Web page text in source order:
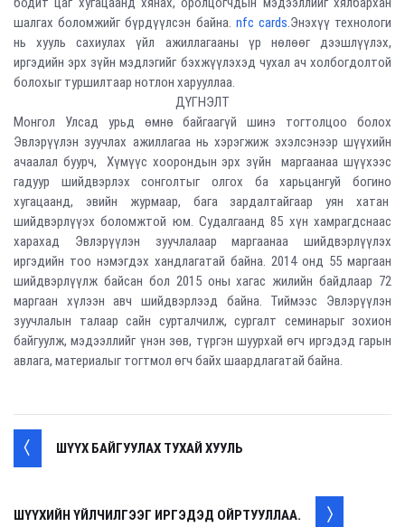
шалгах боломжийг бүрдүүлсэн байна. nfc cards.Энэхүү технологи
нь хууль сахиулах үйл ажиллагааны үр нөлөөг дээшлүүлэх,
иргэдийн эрх зүйн мэдлэгийг бэхжүүлэхэд чухал ач холбогдолтой
болохыг туршилтаар нотлон харууллаа.
ДҮГНЭЛТ
Монгол Улсад урьд өмнө байгаагүй шинэ тогтолцоо болох
Эвлэрүүлэн зуучлах ажиллагаа нь хэрэгжиж эхэлсэнээр шүүхийн
ачаалал буурч, Хүмүүс хоорондын эрх зүйн маргаанаа шүүхээс
гадуур шийдвэрлэх сонголтыг олгох ба харьцангуй богино
хугацаанд, эвийн журмаар, бага зардалтайгаар уян хатан
шийдвэрлүүэх боломжтой юм. Судалгаанд 85 хүн хамрагдснаас
харахад Эвлэрүүлэн зуучлалаар маргаанаа шийдвэрлүүлэх
иргэдийн тоо нэмэгдэх хандлагатай байна. 2014 онд 55 маргаан
шийдвэрлүүлж байсан бол 2015 оны хагас жилийн байдлаар 72
маргаан хүлээн авч шийдвэрлээд байна. Тиймээс Эвлэрүүлэн
зуучлалын талаар сайн сурталчилж, сургалт семинарыг зохион
байгуулж, мэдээллийг үнэн зөв, түргэн шуурхай өгч иргэдэд гарын
авлага, материалыг тогтмол өгч байх шаардлагатай байна.
ШҮҮХ БАЙГУУЛАХ ТУХАЙ ХУУЛЬ
ШҮҮХИЙН ҮЙЛЧИЛГЭЭГ ИРГЭДЭД ОЙРТУУЛЛАА.